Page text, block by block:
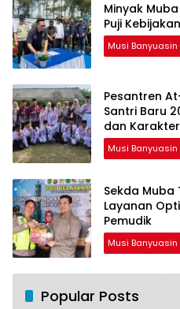
Minyak
Puji
Musi Banyuasin
Pesantren
Santri Baru
dan
Musi Banyuasin
Sekda Muba
Layanan
Pemudik
Musi Banyuasin
Popular Posts